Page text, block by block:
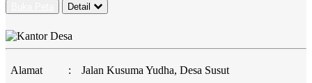
Detail
Alamat : Jalan Kusuma Yudha, Desa Susut